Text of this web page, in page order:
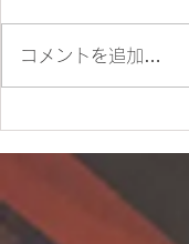
朝ツーリング❣
コメントを追加…